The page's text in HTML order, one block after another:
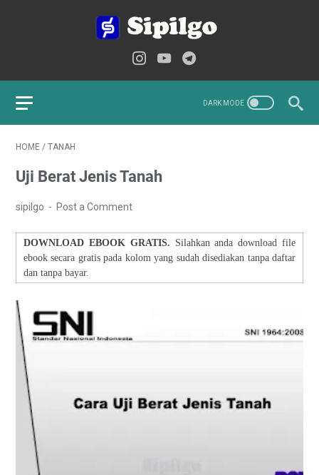
HOME / TANAH
Uji Berat Jenis Tanah
sipilgo Post a Comment
DOWNLOAD EBOOK GRATIS. Silahkan anda download file
ebook secara gratis pada kolom yang sudah disediakan tanpa daftar
dan tanpa bayar.